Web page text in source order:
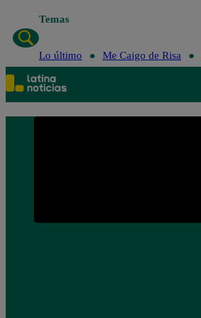
Temas
Lo último Me Caigo de Risa